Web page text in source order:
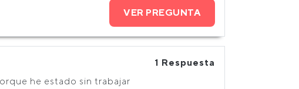
VER PREGUNTA
1 Respuesta
he estado sin trabajar